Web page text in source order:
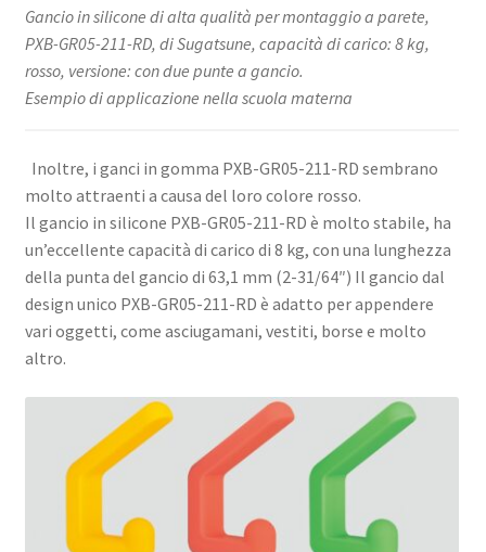
Gancio in silicone di alta qualità per montaggio a parete,
PXB-GR05-211-RD, di Sugatsune, capacità di carico: 8 kg,
rosso, versione: con due punte a gancio.
Esempio di applicazione nella scuola materna
Inoltre, i ganci in gomma PXB-GR05-211-RD sembrano
molto attraenti a causa del loro colore rosso.
Il gancio in silicone PXB-GR05-211-RD è molto stabile, ha
un’eccellente capacità di carico di 8 kg, con una lunghezza
della punta del gancio di 63,1 mm (2-31/64″) Il gancio dal
design unico PXB-GR05-211-RD è adatto per appendere
vari oggetti, come asciugamani, vestiti, borse e molto
altro.